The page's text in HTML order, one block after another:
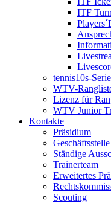
ITF
tennis10s-Serie
WTV-
Lizenz für
WTV Junior
Kontakte
Präsidium
Geschäftsstelle
Ständige
Trainerteam
Erweitertes
Scouting